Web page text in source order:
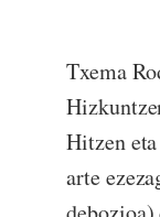
Txema
Hitzen
arte